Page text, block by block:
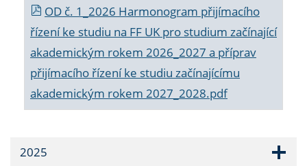
OD č. 1_2026 Harmonogram přijímacího
řízení ke studiu na FF UK pro studium začínající
akademickým rokem 2026_2027 a příprav
přijímacího řízení ke studiu začínajícímu
akademickým rokem 2027_2028.pdf
2025